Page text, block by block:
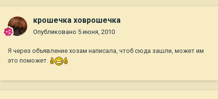
крошечка ховрошечка
Опубликовано 5 июня, 2010
Я через объявление хозам написала, чтоб сюда зашли, может им
это поможет.